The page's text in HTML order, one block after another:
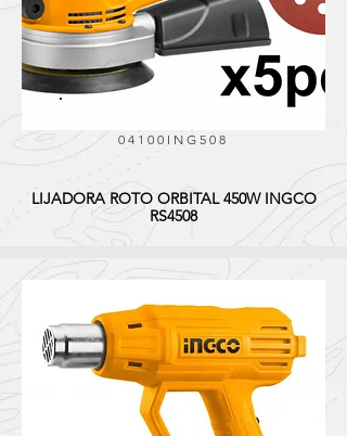
04100ING508
LIJADORA ROTO ORBITAL 450W INGCO
RS4508